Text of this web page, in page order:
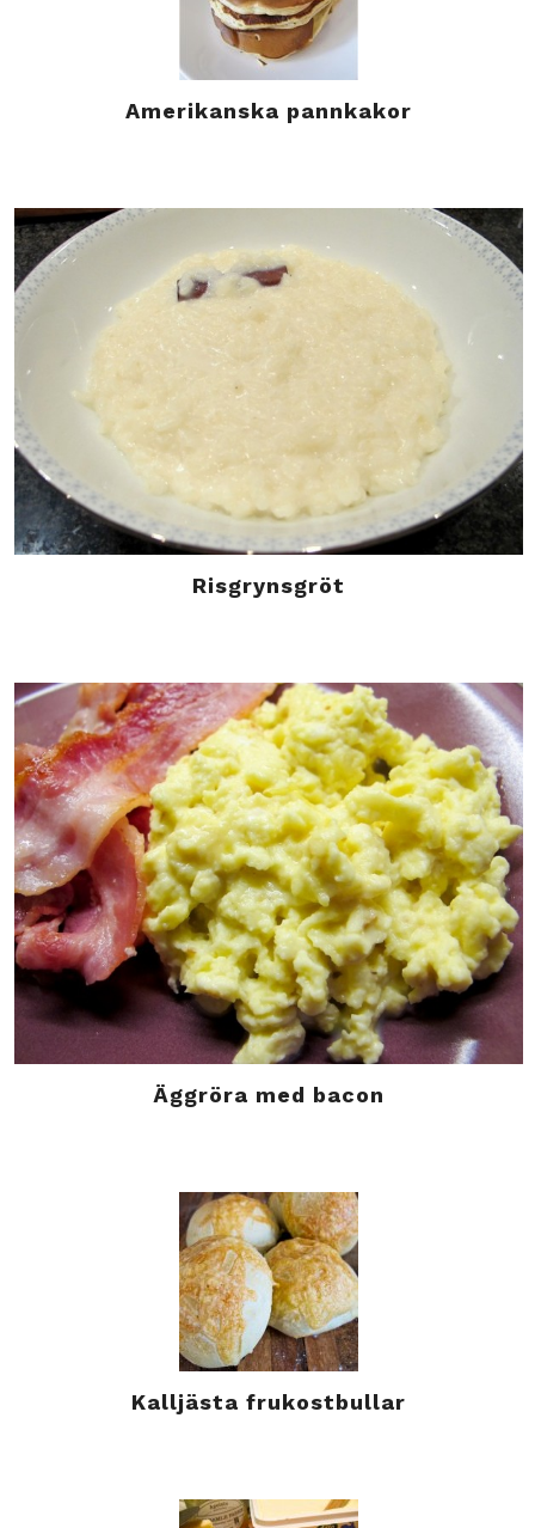
Amerikanska pannkakor
Risgrynsgröt
Äggröra med bacon
Kalljästa frukostbullar